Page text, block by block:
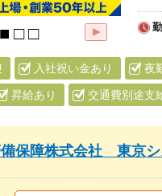
入社祝い金あり 夜
昇給あり 交通費別途支
保障株式会社 東京